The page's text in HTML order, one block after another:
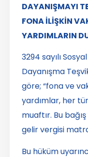
DAYANIŞMAYI
FONA İLİŞKİN
YARDIMLARIN
3294 sayılı
Dayanışma
göre; “fona ve
yardımlar, her
muaftır. Bu
gelir vergisi
Bu hüküm